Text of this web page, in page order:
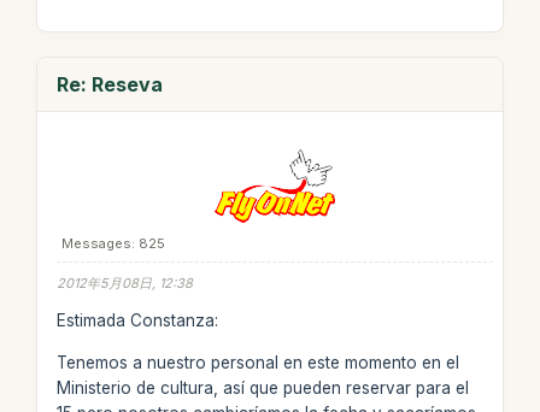
Re: Reseva
Messages: 825
2012年5月08日, 12:38
Estimada Constanza:
Tenemos a nuestro personal en este momento en el
Ministerio de cultura, así que pueden reservar para el